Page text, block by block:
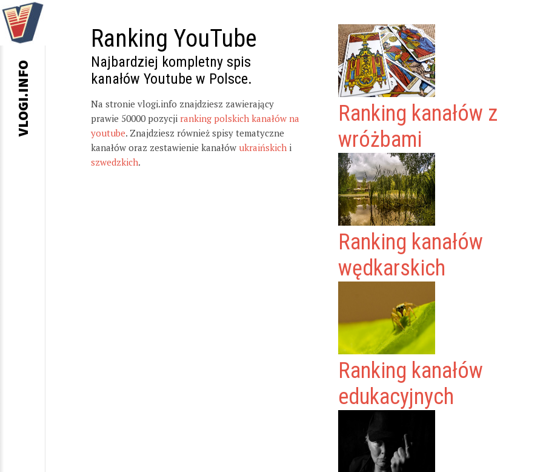
Ranking YouTube
Najbardziej kompletny spis
kanałów Youtube w Polsce.
Na stronie vlogi.info znajdziesz zawierający
prawie 50000 pozycji ranking polskich kanałów na
youtube. Znajdziesz również spisy tematyczne
kanałów oraz zestawienie kanałów ukraińskich i
szwedzkich.
Ranking kanałów z
wróżbami
Ranking kanałów
wędkarskich
Ranking kanałów
edukacyjnych
VLOGI.INFO